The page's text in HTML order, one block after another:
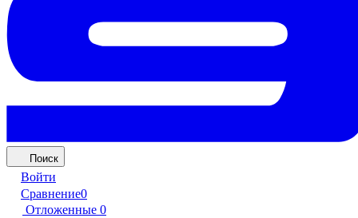
Поиск
Войти
Сравнение0
Отложенные 0